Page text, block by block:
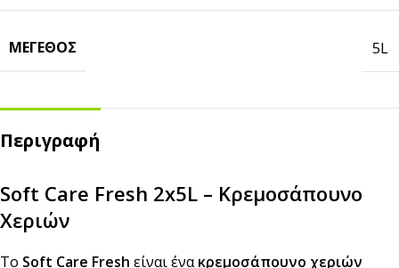
ΜΈΓΕΘΟΣ 5L
Περιγραφή
Soft Care Fresh 2x5L – Κρεμοσάπουνο
Χεριών
Το Soft Care Fresh είναι ένακρεμοσάπουνο χεριών